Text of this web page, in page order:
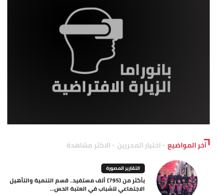
آخر المواضيع اختيار المحررين الاكثر مشاهدة
التقارير المصورة
بأكثر من (795) ألف مستفيد.. قسم التنمية والتأهيل
الاجتماعي للشباب في العتبة الحس...